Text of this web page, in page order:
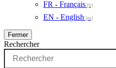
FR - Français
EN - English
Fermer
Rechercher